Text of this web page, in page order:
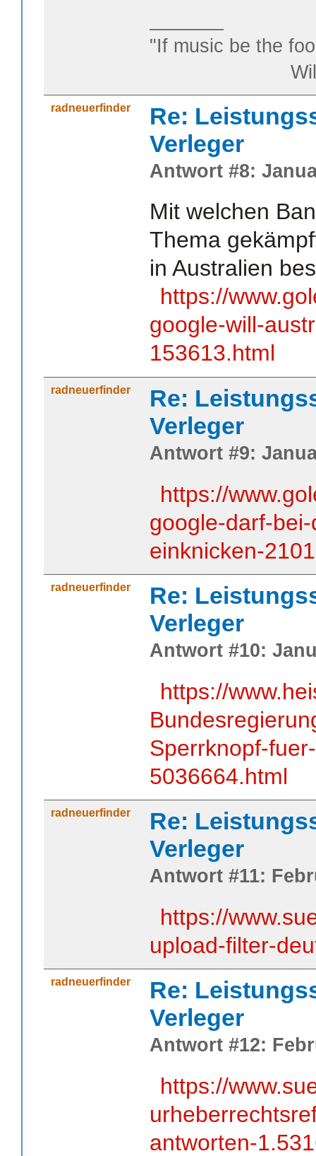
"If music be the
William
radneuerfinder
Re:
Verleger
Antwort #8:
Mit welchen
Thema
in Australien
https://
google-will-
153613.html
radneuerfinder
Re:
Verleger
Antwort #9:
https://
google-darf-
einknicken-
radneuerfinder
Re:
Verleger
Antwort #10:
https://
Sperrknopf-
5036664.html
radneuerfinder
Re:
Verleger
Antwort #11:
https://
upload-filter-
radneuerfinder
Re:
Verleger
Antwort #12:
https://
antworten-